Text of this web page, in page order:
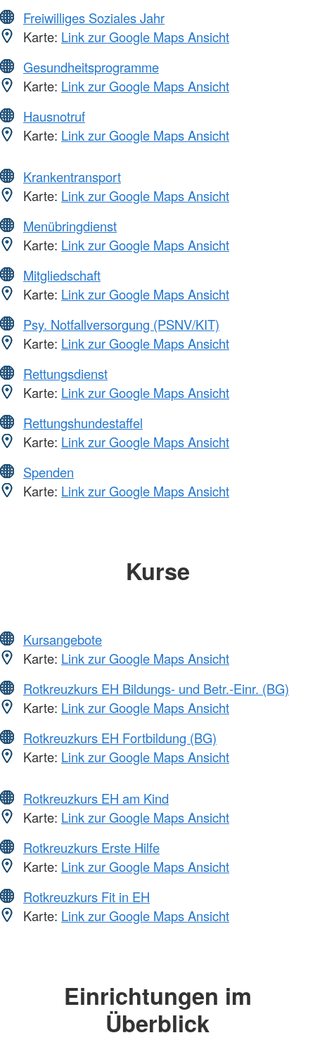
Freiwilliges Soziales Jahr
Karte: Link zur Google Maps Ansicht
Gesundheitsprogramme
Karte: Link zur Google Maps Ansicht
Hausnotruf
Karte: Link zur Google Maps Ansicht
Krankentransport
Karte: Link zur Google Maps Ansicht
Menübringdienst
Karte: Link zur Google Maps Ansicht
Mitgliedschaft
Karte: Link zur Google Maps Ansicht
Psy. Notfallversorgung (PSNV/KIT)
Karte: Link zur Google Maps Ansicht
Rettungsdienst
Karte: Link zur Google Maps Ansicht
Rettungshundestaffel
Karte: Link zur Google Maps Ansicht
Spenden
Karte: Link zur Google Maps Ansicht
Kurse
Kursangebote
Karte: Link zur Google Maps Ansicht
Rotkreuzkurs EH Bildungs- und Betr.-Einr. (BG)
Karte: Link zur Google Maps Ansicht
Rotkreuzkurs EH Fortbildung (BG)
Karte: Link zur Google Maps Ansicht
Rotkreuzkurs EH am Kind
Karte: Link zur Google Maps Ansicht
Rotkreuzkurs Erste Hilfe
Karte: Link zur Google Maps Ansicht
Rotkreuzkurs Fit in EH
Karte: Link zur Google Maps Ansicht
Einrichtungen im
Überblick